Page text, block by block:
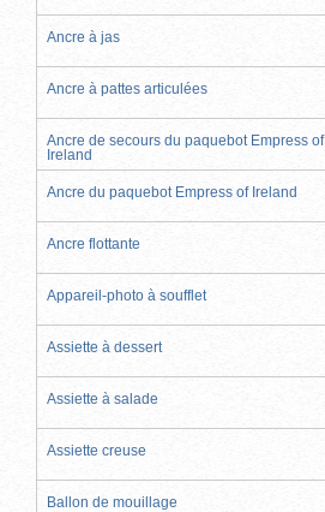
Ancre à jas
Ancre à pattes articulées
Ancre de secours du paquebot Empress of
Ireland
Ancre du paquebot Empress of Ireland
Ancre flottante
Appareil-photo à soufflet
Assiette à dessert
Assiette à salade
Assiette creuse
Ballon de mouillage